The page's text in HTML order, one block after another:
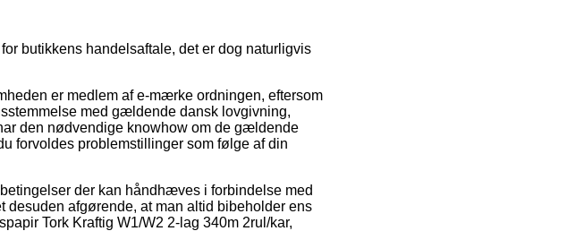
butikkens handelsaftale, det er dog naturligvis
er medlem af e-mærke ordningen, eftersom
med gældende dansk lovgivning,
den nødvendige knowhow om de gældende
forvoldes problemstillinger som følge af din
der kan håndhæves i forbindelse med
desuden afgørende, at man altid bibeholder ens
Tork Kraftig W1/W2 2-lag 340m 2rul/kar,